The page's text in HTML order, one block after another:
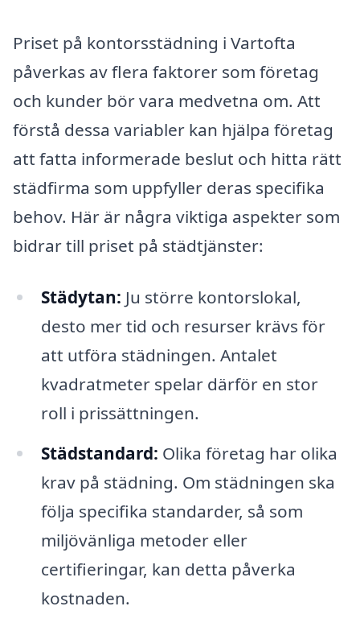
Priset på kontorsstädning i Vartofta
påverkas av flera faktorer som företag
och kunder bör vara medvetna om. Att
förstå dessa variabler kan hjälpa företag
att fatta informerade beslut och hitta rätt
städfirma som uppfyller deras specifika
behov. Här är några viktiga aspekter som
bidrar till priset på städtjänster:
Städytan: Ju större kontorslokal,
desto mer tid och resurser krävs för
att utföra städningen. Antalet
kvadratmeter spelar därför en stor
roll i prissättningen.
Städstandard: Olika företag har olika
krav på städning. Om städningen ska
följa specifika standarder, så som
miljövänliga metoder eller
certifieringar, kan detta påverka
kostnaden.